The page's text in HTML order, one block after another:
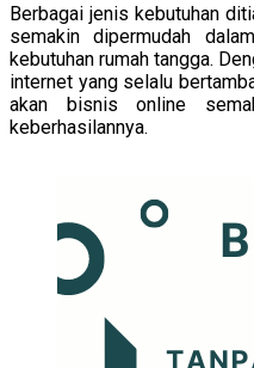
Berbagai jenis kebutuhan
semakin dipermudah
kebutuhan rumah tangga.
internet yang selalu
akan bisnis online
keberhasilannya.